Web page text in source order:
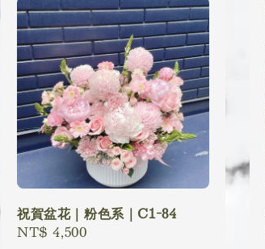
祝賀盆花｜粉色系｜C1-84
Regular
NT$ 4,500